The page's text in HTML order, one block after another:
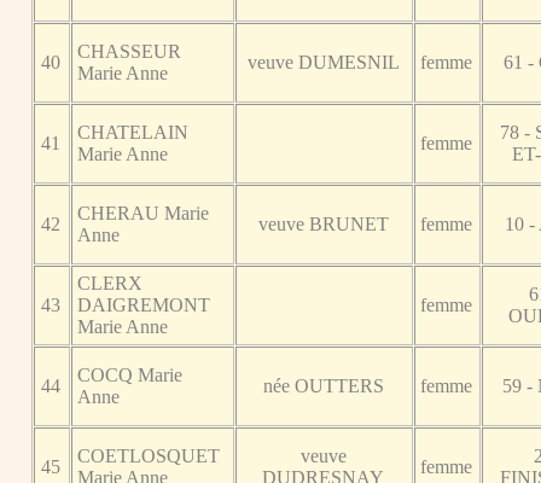
40
CHASSEUR
Marie Anne
veuve DUMESNIL femme 61 -
41
CHATELAIN
Marie Anne
femme
78 -
42
CHERAU Marie
Anne
veuve BRUNET femme 10
43
CLERX
DAIGREMONT
Marie Anne
femme
44
COCQ Marie
Anne
née OUTTERS femme 59 -
45
COETLOSQUET
Marie Anne
veuve
DUDRESNAY
femme